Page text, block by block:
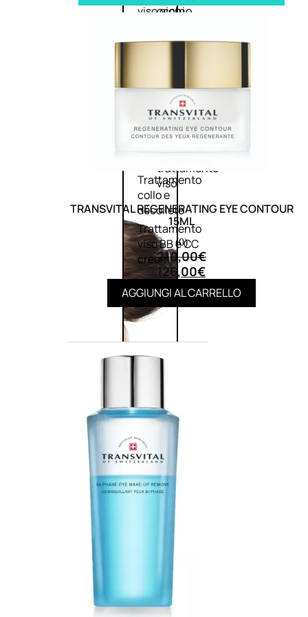
viso giorno
viso notte
Trattamento
viso antietà
Trattamento
Trattamento
collo e
décolleté
Trattamento
viso BB e CC
cream
occhi
labbra
Scrub
Maschere
Sieri
Cofanetti
trattamento
viso
Corpo
Trattamento
corpo
Trattamento
mani e piedi
Trattamento
unghie
Trattamento
anticellulite
Cofanetti
trattamento
TRANSVITAL REGENERATING EYE CONTOUR
15ML
(0)
210,00€
126,00€
AGGIUNGI AL CARRELLO